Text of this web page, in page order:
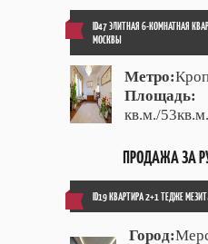
ID47 ЭЛИТНАЯ 6-КОМНАТНАЯ
МОСКВЫ
Метро:
Площадь:
кв.м./
ПРОДАЖА ЗА
ID19 КВАРТИРА 2+1 ТЕДЖЕ
Город: